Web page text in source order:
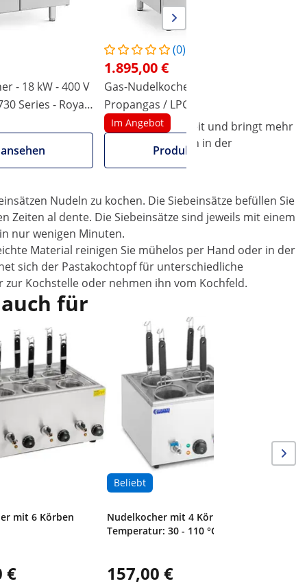
- 18 kW - 400 V
Series - Royal
(0)
1.895,00 €
Gas-Nudelkocher - 4 x 4 kW -
Propangas / LPG / Erdgas - 80 x 73
cm - Pro 730 Series - Royal Catering
Im Angebot
Produkt ansehen
und zwar gleichzeitig. Das spart Zeit und bringt mehr
Der hochwertige Topf ist einfach in der
Nudeln zu kochen. Die Siebeinsätze befüllen Sie
Zeiten al dente. Die Siebeinsätze sind jeweils mit einem
nur wenigen Minuten.
Material reinigen Sie mühelos per Hand oder in der
sich der Pastakochtopf für unterschiedliche
Kochstelle oder nehmen ihn vom Kochfeld.
für
mit 6 Körben
€
Beliebt
Nudelkocher mit 4 Körben -
Temperatur: 30 - 110 °C
157,00 €